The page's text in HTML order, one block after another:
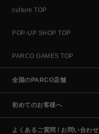
culture TOP
POP-UP SHOP TOP
PARCO GAMES TOP
全国のPARCO店舗
初めてのお客様へ
よくあるご質問 / お問い合わせ